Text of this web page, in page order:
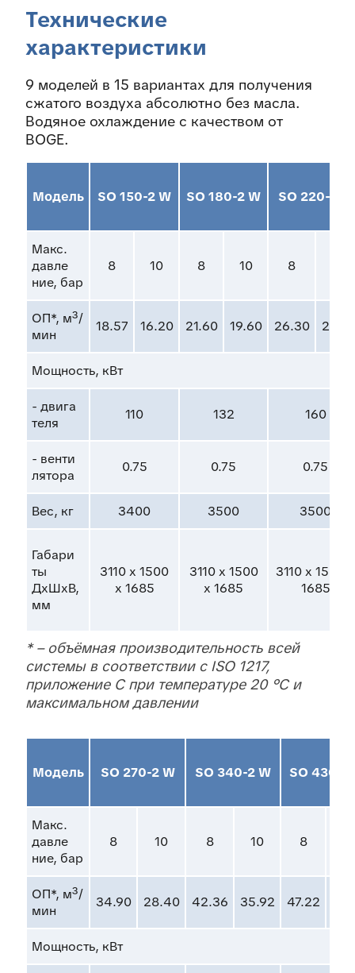
Технические
характеристики
9 моделей в 15 вариантах для получения
сжатого воздуха абсолютно без масла.
Водяное охлаждение с качеством от
BOGE.
Модель SO 150-2 W SO 180-2 W SO 220-2 W
Макс.
давле
ние, бар
8 10 8 10 8
ОП*, м³/
мин
18.57 16.20 21.60 19.60 26.30
Мощность, кВт
- двига
теля
110 132 160
- венти
лятора
0.75 0.75 0.75
Вес, кг 3400 3500 3500
Габари
ты
ДхШхВ,
мм
3110 x 1500
x 1685
3110 x 1500
x 1685
3110 x 1500 x
1685
* – объёмная производительность всей
системы в соответствии с ISO 1217,
приложение С при температуре 20 °С и
максимальном давлении
Модель SO 270-2 W SO 340-2 W SO 430-2
Макс.
давле
ние, бар
8 10 8 10 8
ОП*, м³/
мин
34.90 28.40 42.36 35.92 47.22
Мощность, кВт